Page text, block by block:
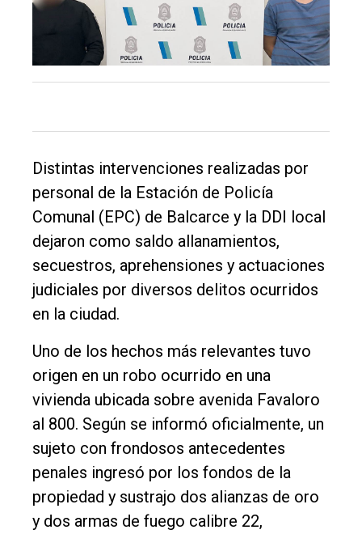
único
DIARIO
Balcarce
Inicio
Tendencia
Int.
Política
Cultura
Entrevistas
Rural
Deportes
Fúnebres
Distintas intervenciones realizadas por
personal de la Estación de Policía
Comunal (EPC) de Balcarce y la DDI local
dejaron como saldo allanamientos,
secuestros, aprehensiones y actuaciones
judiciales por diversos delitos ocurridos
en la ciudad.
Uno de los hechos más relevantes tuvo
origen en un robo ocurrido en una
vivienda ubicada sobre avenida Favaloro
al 800. Según se informó oficialmente, un
sujeto con frondosos antecedentes
penales ingresó por los fondos de la
propiedad y sustrajo dos alianzas de oro
y dos armas de fuego calibre 22,